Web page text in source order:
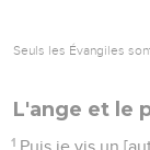
Seuls les Évangiles
L'ange et le
1 Puis je vis un